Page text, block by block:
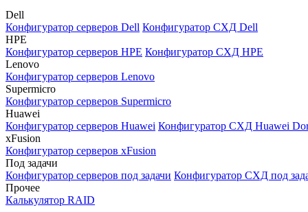
Dell
Конфигуратор серверов Dell Конфигуратор СХД Dell
HPE
Конфигуратор серверов HPE Конфигуратор СХД HPE
Lenovo
Конфигуратор серверов Lenovo
Supermicro
Конфигуратор серверов Supermicro
Huawei
Конфигуратор серверов Huawei Конфигуратор СХД Huawei
xFusion
Конфигуратор серверов xFusion
Под задачи
Конфигуратор серверов под задачи Конфигуратор СХД под
Прочее
Калькулятор RAID